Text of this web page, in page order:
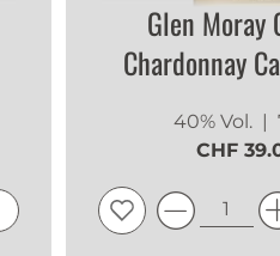
Glen Moray
Chardonnay
40% Vol.
|
CHF